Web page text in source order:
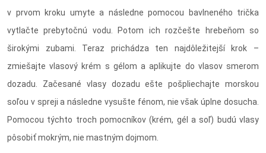
v prvom kroku umyte a následne pomocou bavlneného trička
vytlačte prebytočnú vodu. Potom ich rozčešte hrebeňom so
širokými zubami. Teraz prichádza ten najdôležitejší krok –
zmiešajte vlasový krém s gélom a aplikujte do vlasov smerom
dozadu. Začesané vlasy dozadu ešte pošpliechajte morskou
soľou v spreji a následne vysušte fénom, nie však úplne dosucha.
Pomocou týchto troch pomocníkov (krém, gél a soľ) budú vlasy
pôsobiť mokrým, nie mastným dojmom.